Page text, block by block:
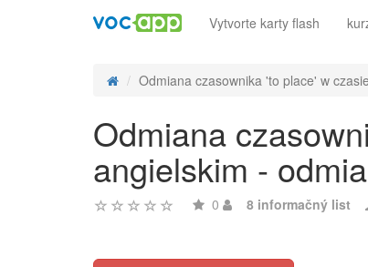
Vytvorte karty flash
Odmiana czasownika 'to place' w
Odmiana
angielskim -
0 8 informačný list